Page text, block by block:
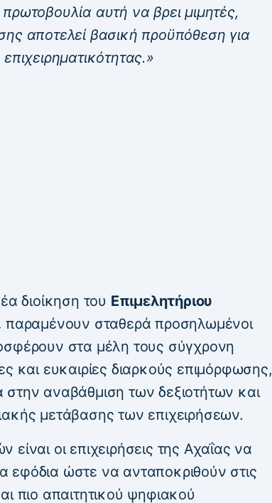
αυτή να βρει μιμητές,
αποτελεί βασική προϋπόθεση για
διοίκηση του Επιμελητήριου
παραμένουν σταθερά προσηλωμένοι
στα μέλη τους σύγχρονη
και ευκαιρίες διαρκούς επιμόρφωσης,
αναβάθμιση των δεξιοτήτων και
μετάβασης των επιχειρήσεων.
οι επιχειρήσεις της Αχαΐας να
ώστε να ανταποκριθούν στις
πιο απαιτητικού ψηφιακού